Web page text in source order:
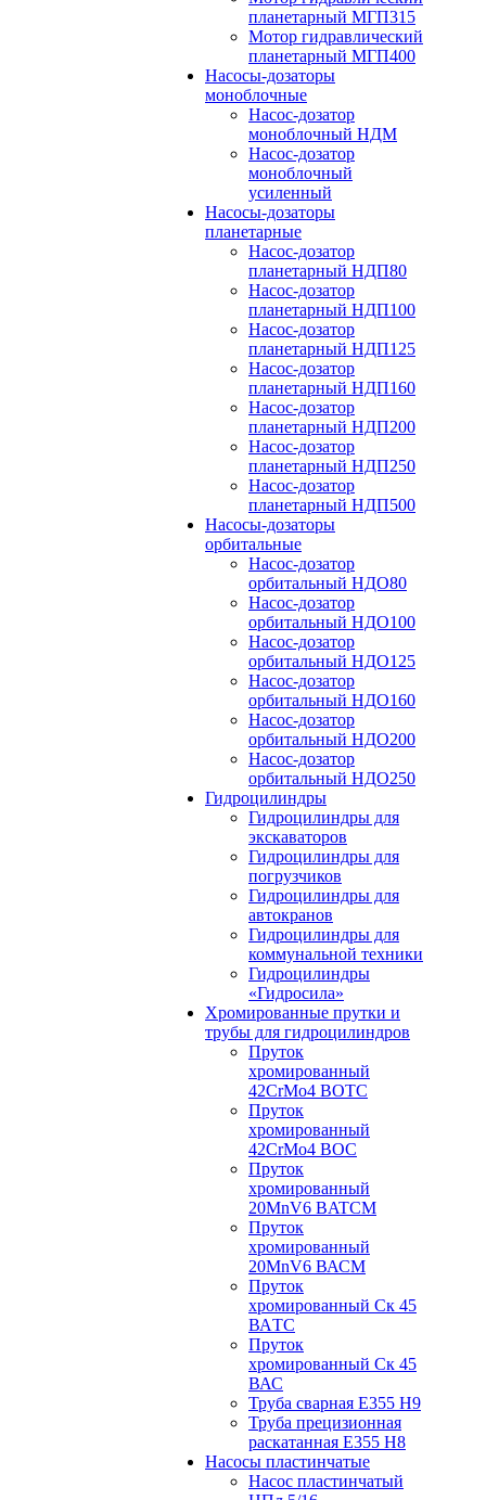
планетарный МГП315
Мотор гидравлический
планетарный МГП400
Насосы-дозаторы
моноблочные
Насос-дозатор
моноблочный НДМ
Насос-дозатор
моноблочный
усиленный
Насосы-дозаторы
планетарные
Насос-дозатор
планетарный НДП80
Насос-дозатор
планетарный НДП100
Насос-дозатор
планетарный НДП125
Насос-дозатор
планетарный НДП160
Насос-дозатор
планетарный НДП200
Насос-дозатор
планетарный НДП250
Насос-дозатор
планетарный НДП500
Насосы-дозаторы
орбитальные
Насос-дозатор
орбитальный НДО80
Насос-дозатор
орбитальный НДО100
Насос-дозатор
орбитальный НДО125
Насос-дозатор
орбитальный НДО160
Насос-дозатор
орбитальный НДО200
Насос-дозатор
орбитальный НДО250
Гидроцилиндры
Гидроцилиндры для
экскаваторов
Гидроцилиндры для
погрузчиков
Гидроцилиндры для
автокранов
Гидроцилиндры для
коммунальной техники
Гидроцилиндры
«Гидросила»
Хромированные прутки и
трубы для гидроцилиндров
Пруток
хромированный
42CrMo4 BOTC
Пруток
хромированный
42CrMo4 BOC
Пруток
хромированный
20MnV6 BATCM
Пруток
хромированный
20MnV6 ВАСM
Пруток
хромированный Ск 45
ВАTС
Пруток
хромированный Ск 45
ВАС
Труба сварная Е355 H9
Труба прецизионная
раскатанная E355 H8
Насосы пластинчатые
Насос пластинчатый